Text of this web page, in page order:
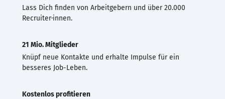
Lass Dich finden von Arbeitgebern und über 20.000
Recruiter·innen.
21 Mio. Mitglieder
Knüpf neue Kontakte und erhalte Impulse für ein
besseres Job-Leben.
Kostenlos profitieren